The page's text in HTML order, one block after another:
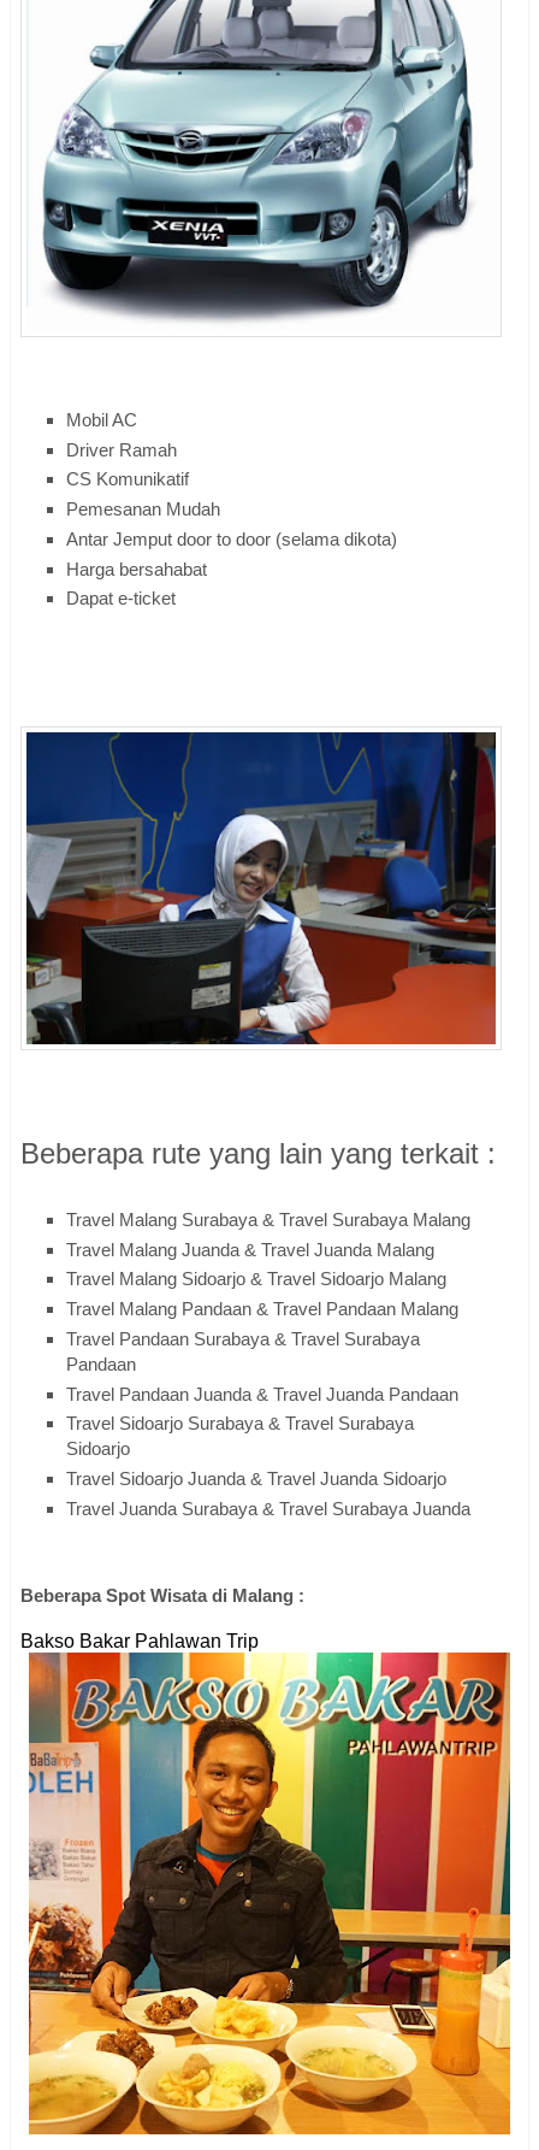
Mobil AC
Driver Ramah
CS Komunikatif
Pemesanan Mudah
Antar Jemput door to door (selama dikota)
Harga bersahabat
Dapat e-ticket
Beberapa rute yang lain yang terkait :
Travel Malang Surabaya & Travel Surabaya Malang
Travel Malang Juanda & Travel Juanda Malang
Travel Malang Sidoarjo & Travel Sidoarjo Malang
Travel Malang Pandaan & Travel Pandaan Malang
Travel Pandaan Surabaya & Travel Surabaya
Pandaan
Travel Pandaan Juanda & Travel Juanda Pandaan
Travel Sidoarjo Surabaya & Travel Surabaya
Sidoarjo
Travel Sidoarjo Juanda & Travel Juanda Sidoarjo
Travel Juanda Surabaya & Travel Surabaya Juanda
Beberapa Spot Wisata di Malang :
Bakso Bakar Pahlawan Trip